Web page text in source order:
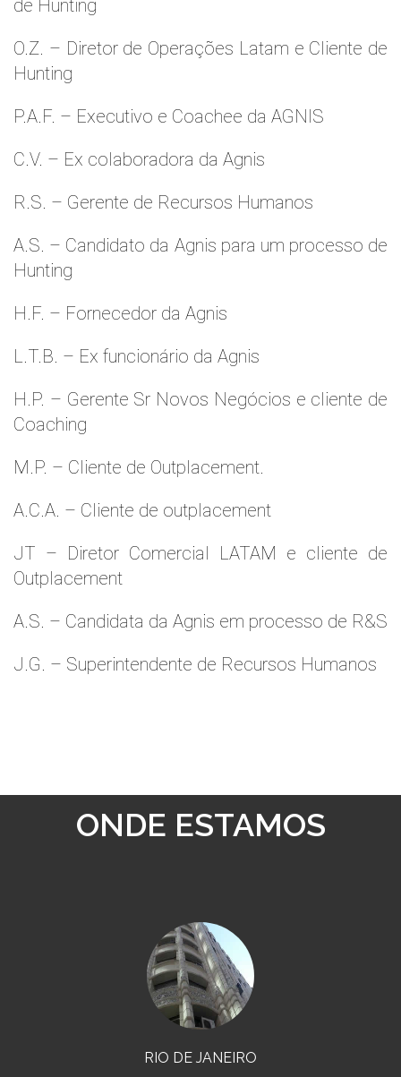
de Hunting
O.Z. – Diretor de Operações Latam e Cliente de
Hunting
P.A.F. – Executivo e Coachee da AGNIS
C.V. – Ex colaboradora da Agnis
R.S. – Gerente de Recursos Humanos
A.S. – Candidato da Agnis para um processo de
Hunting
H.F. – Fornecedor da Agnis
L.T.B. – Ex funcionário da Agnis
H.P. – Gerente Sr Novos Negócios e cliente de
Coaching
M.P. – Cliente de Outplacement.
A.C.A. – Cliente de outplacement
JT – Diretor Comercial LATAM e cliente de
Outplacement
A.S. – Candidata da Agnis em processo de R&S
J.G. – Superintendente de Recursos Humanos
ONDE ESTAMOS
RIO DE JANEIRO